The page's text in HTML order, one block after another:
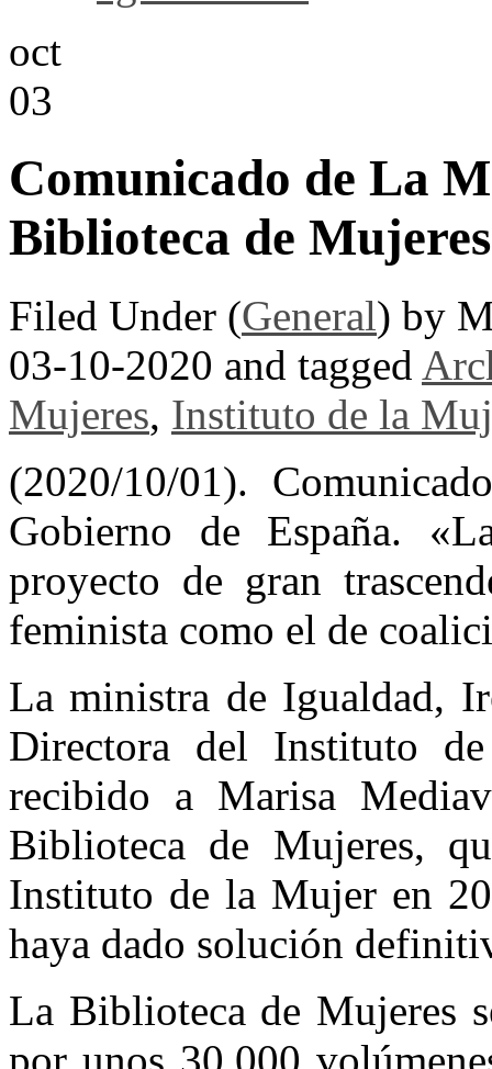
oct
03
Comunicado de La
Biblioteca de
Filed Under (General) by
03-10-2020 and tagged
Mujeres, Instituto de la
(2020/10/01).
Gobierno de España.
proyecto de gran
feminista como el de
La ministra de Igualdad,
Directora del Instituto
recibido a Marisa
Biblioteca de Mujeres,
Instituto de la Mujer en
haya dado solución
La Biblioteca de Mujeres
por unos 30.000